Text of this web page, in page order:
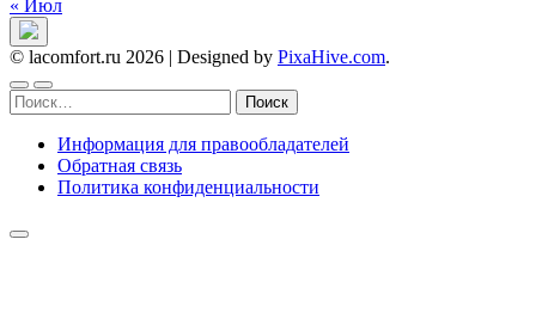
« Июл
© lacomfort.ru 2026 | Designed by PixaHive.com.
Найти:
Информация для правообладателей
Обратная связь
Политика конфиденциальности